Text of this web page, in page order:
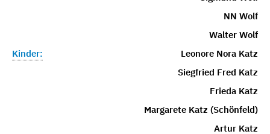
NN Wolf
Walter Wolf
Kinder:
Leonore Nora Katz
Siegfried Fred Katz
Frieda Katz
Margarete Katz (Schönfeld)
Artur Katz